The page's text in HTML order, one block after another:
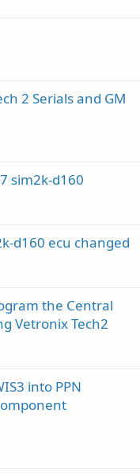
2 Serials and GM
sim2k-d160
d160 ecu changed
the Central
Vetronix Tech2
into PPN